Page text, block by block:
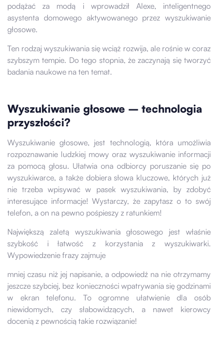
podążać za modą i wprowadził Alexe, inteligentnego
asystenta domowego aktywowanego przez wyszukiwanie
głosowe.
Ten rodzaj wyszukiwania się wciąż rozwija, ale rośnie w coraz
szybszym tempie. Do tego stopnia, że zaczynają się tworzyć
badania naukowe na ten temat.
Wyszukiwanie głosowe – technologia
przyszłości?
Wyszukiwanie głosowe, jest technologią, która umożliwia
rozpoznawanie ludzkiej mowy oraz wyszukiwanie informacji
za pomocą głosu. Ułatwia ona odbiorcy poruszanie się po
wyszukiwarce, a także dobiera słowa kluczowe, których już
nie trzeba wpisywać w pasek wyszukiwania, by zdobyć
interesujące informacje! Wystarczy, że zapytasz o to swój
telefon, a on na pewno pośpieszy z ratunkiem!
Największą zaletą wyszukiwania głosowego jest właśnie
szybkość i łatwość z korzystania z wyszukiwarki.
Wypowiedzenie frazy zajmuje
mniej czasu niż jej napisanie, a odpowiedź na nie otrzymamy
jeszcze szybciej, bez konieczności wpatrywania się godzinami
w ekran telefonu. To ogromne ułatwienie dla osób
niewidomych, czy słabowidzących, a nawet kierowcy
docenią z pewnością takie rozwiązanie!